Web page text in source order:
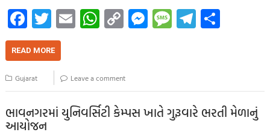
Fa
ce
b
o
o
k
T
wi
tt
er
E
m
W
h
s
A
p
C
o
y
Li
nk
M
es
g
er
M
es
e
Te
le
m
READ MORE
Gujarat Leave a comment
ભાવનગરમાં યુનિવર્સિટી કેમ્પસ ખાતે ગુરૂવારે ભરતી મેળાનું
આયોજન